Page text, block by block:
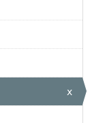
x